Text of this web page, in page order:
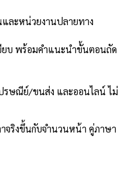
ละหน่วยงานปลายทาง
ยบ พร้อมคำแนะนำขั้นตอนถัด
รษณีย์/ขนส่ง และออนไลน์ ไม่
จริงขึ้นกับจำนวนหน้า คู่ภาษา